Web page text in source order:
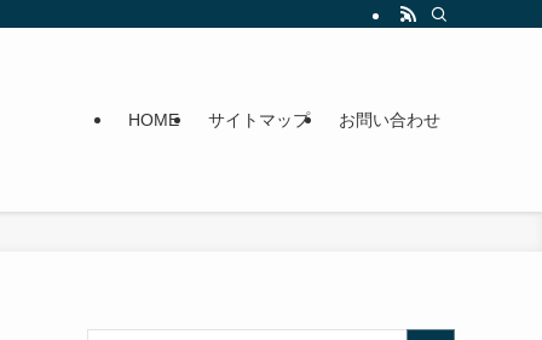
HOME サイトマップ お問い合わせ